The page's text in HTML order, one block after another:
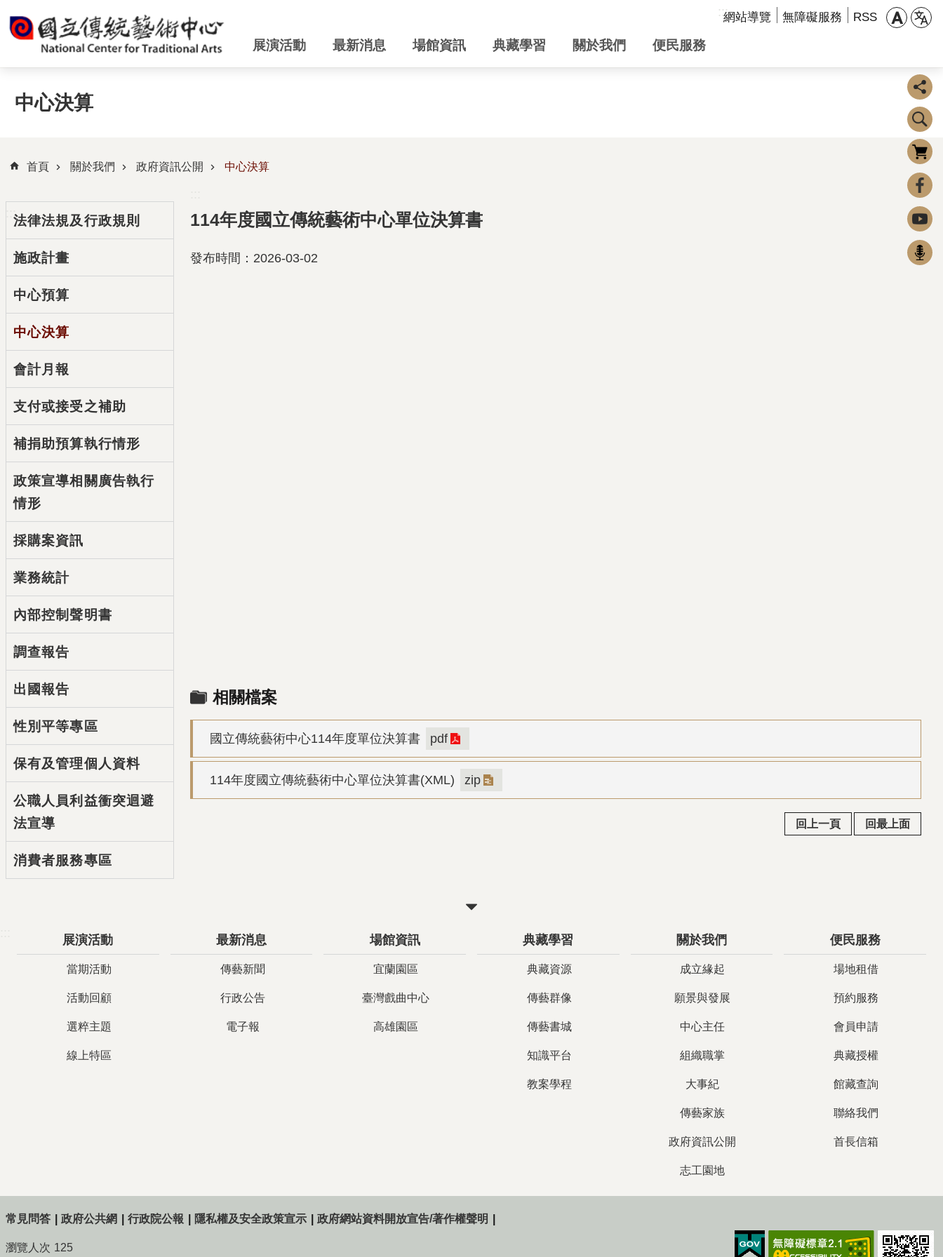
跳到主要內容區塊 :::網站導覽 無障礙服務 RSS
展演活動 最新消息 場館資訊 典藏學習 關於我們 便民服務
中心決算
首頁 關於我們 政府資訊公開 中心決算
:::法律法規及行政規則
施政計畫
中心預算
中心決算
會計月報
支付或接受之補助
補捐助預算執行情形
政策宣導相關廣告執行
情形
採購案資訊
業務統計
內部控制聲明書
調查報告
出國報告
性別平等專區
保有及管理個人資料
公職人員利益衝突迴避
法宣導
消費者服務專區
114年度國立傳統藝術中心單位決算書
發布時間：2026-03-02
相關檔案
國立傳統藝術中心114年度單位決算書 pdf
114年度國立傳統藝術中心單位決算書(XML) zip
回上一頁 回最上面
展演活動
當期活動
活動回顧
選粹主題
線上特區
最新消息
傳藝新聞
行政公告
電子報
場館資訊
宜蘭園區
臺灣戲曲中心
高雄園區
典藏學習
典藏資源
傳藝群像
傳藝書城
知識平台
教案學程
關於我們
成立緣起
願景與發展
中心主任
組織職掌
大事紀
傳藝家族
政府資訊公開
志工園地
便民服務
場地租借
預約服務
會員申請
典藏授權
館藏查詢
聯絡我們
首長信箱
常見問答 政府公共網 行政院公報 隱私權及安全政策宣示 政府網站資料開放宣告/著作權聲明
瀏覽人次 125